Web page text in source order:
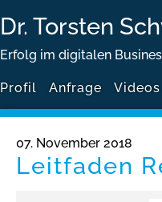
Dr. Torsten
Erfolg im digitalen
Profil Anfrage Videos
07. November 2018
Leitfaden